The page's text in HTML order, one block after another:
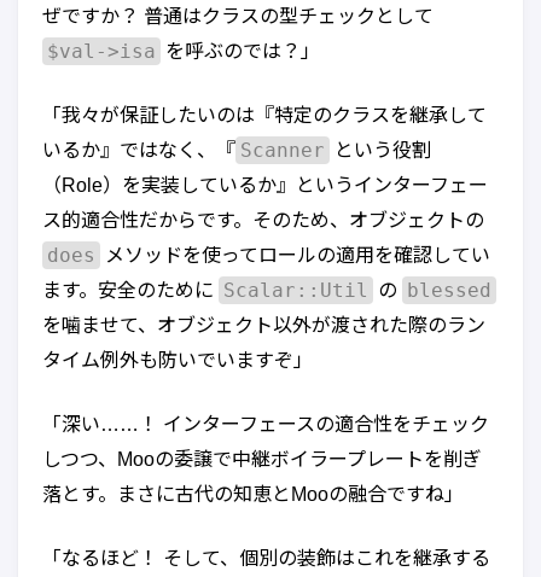
ぜですか？ 普通はクラスの型チェックとして
$val->isa を呼ぶのでは？」
「我々が保証したいのは『特定のクラスを継承して
いるか』ではなく、『 Scanner
という役割
（Role）を実装しているか』というインターフェー
ス的適合性だからです。そのため、オブジェクトの
does
メソッドを使ってロールの適用を確認してい
ます。安全のために Scalar::Util の blessed
を噛ませて、オブジェクト以外が渡された際のラン
タイム例外も防いでいますぞ」
「深い……！ インターフェースの適合性をチェック
しつつ、Mooの委譲で中継ボイラープレートを削ぎ
落とす。まさに古代の知恵とMooの融合ですね」
「なるほど！ そして、個別の装飾はこれを継承する